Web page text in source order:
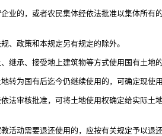
的，或者农民集体经依法批准以集体所有
政策和本规定另有规定的除外。
承、接受地上建筑物等方式使用国有土地的
为国有后迄今仍继续使用的，可确定现使用
审核批准，可将土地使用权确定给实际土
动需要退还使用的，应按有关规定予以退